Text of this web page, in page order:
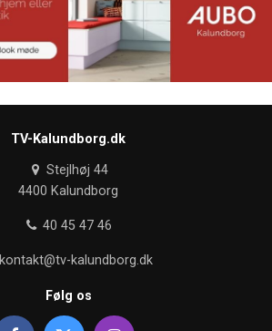
TV-Kalundborg.dk
Stejlhøj 44
4400 Kalundborg
40 45 47 46
kontakt@tv-kalundborg.dk
Følg os